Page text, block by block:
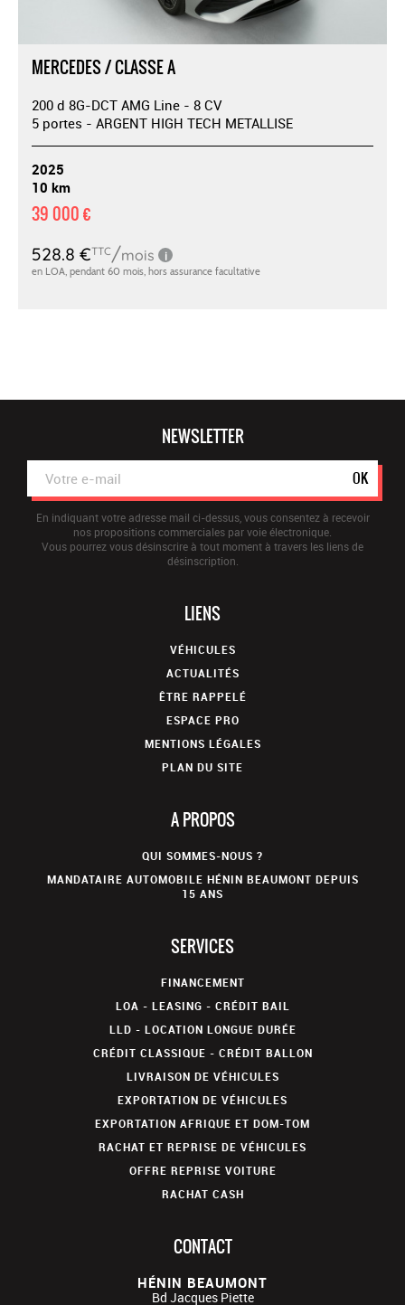
MERCEDES / CLASSE A
200 d 8G-DCT AMG Line - 8 CV
5 portes - ARGENT HIGH TECH METALLISE
2025
10 km
39 000 €
NEWSLETTER
OK
En indiquant votre adresse mail ci-dessus, vous consentez à recevoir
nos propositions commerciales par voie électronique.
Vous pourrez vous désinscrire à tout moment à travers les liens de
désinscription.
LIENS
VÉHICULES
ACTUALITÉS
ÊTRE RAPPELÉ
ESPACE PRO
MENTIONS LÉGALES
PLAN DU SITE
A PROPOS
QUI SOMMES-NOUS ?
MANDATAIRE AUTOMOBILE HÉNIN BEAUMONT DEPUIS
15 ANS
SERVICES
FINANCEMENT
LOA - LEASING - CRÉDIT BAIL
LLD - LOCATION LONGUE DURÉE
CRÉDIT CLASSIQUE - CRÉDIT BALLON
LIVRAISON DE VÉHICULES
EXPORTATION DE VÉHICULES
EXPORTATION AFRIQUE ET DOM-TOM
RACHAT ET REPRISE DE VÉHICULES
OFFRE REPRISE VOITURE
RACHAT CASH
CONTACT
HÉNIN BEAUMONT
Bd Jacques Piette